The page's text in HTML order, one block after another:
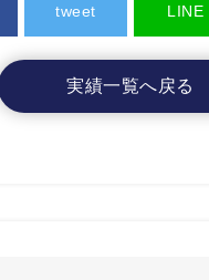
tweet LINE
実績一覧へ戻る